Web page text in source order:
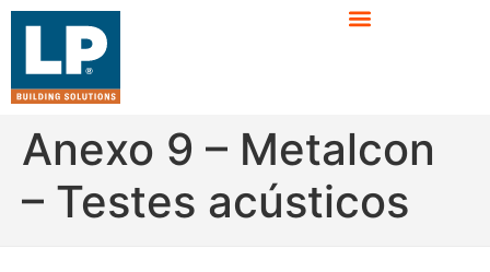
Anexo 9 – Metalcon
– Testes acústicos